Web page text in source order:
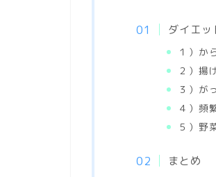
ダイエ
１）か
２）揚
３）が
４）頻
５）野
まとめ